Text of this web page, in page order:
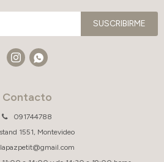
Contacto
091744788
1551, Montevideo
SUSCRIBIRME
 